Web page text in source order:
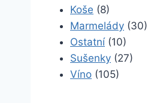
Koše (8)
Marmelády (30)
Ostatní (10)
Sušenky (27)
Víno (105)